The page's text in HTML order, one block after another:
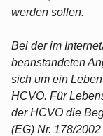
werden sollen.
Bei der im
beanstandeten
sich um ein
HCVO. Für
der HCVO die
(EG) Nr. 178/